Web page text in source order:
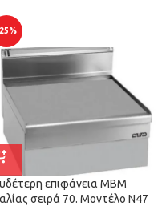
επιφάνεια ΜΒΜ
σειρά 70. Μοντέλο N47